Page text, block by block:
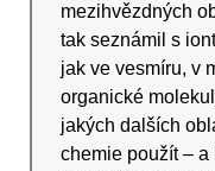
mezihvězdných
tak seznámil s
jak ve vesmíru, v
organické
jakých dalších
chemie použít –